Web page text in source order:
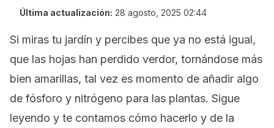
Última actualización: 28 agosto, 2025 02:44
Si miras tu jardín y percibes que ya no está igual,
que las hojas han perdido verdor, tornándose más
bien amarillas, tal vez es momento de añadir algo
de fósforo y nitrógeno para las plantas. Sigue
leyendo y te contamos cómo hacerlo y de la